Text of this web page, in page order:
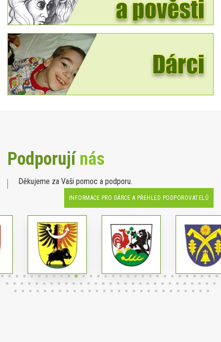
Podporujínás
Děkujeme za Vaši pomoc a podporu.
INFORMACE PRO DÁRCE A PŘEHLED PODPOROVATELŮ